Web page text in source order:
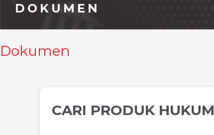
DOKUMEN
Dokumen
CARI PRODUK HUKUM